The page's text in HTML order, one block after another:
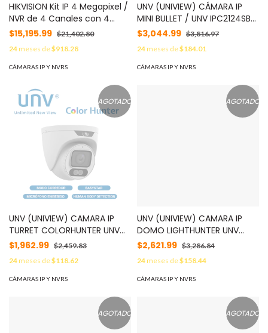
HIKVISION Kit IP 4 Megapixel /
NVR de 4 Canales con 4
Puertos PoE / 4 Cámaras IP
Bala Dual Light (IR + Luz
Blanca) con Microfono
Integrado y ACUSENSE Lite
Cable de 100 mts / SSD de 1
TB MOD: KIT4MP/4B/1TB
$15,195.99 $21,402.80
24meses de$918.28
CÁMARAS IP Y NVRS
UNV (UNIVIEW) CÁMARA IP
MINI BULLET / UNV IPC2124SB-
ADF28KM-I0 / 4MP /
ULTRA265 / LENTE FIJO DE 2.8
MM / 12 VCD & POE AF /
RANURA PARA MICRO SD
EMBEBIDO / WDR 120 DB / IR
40 M / MODO CORREDOR /
ANALITICAS SIP / BOTON DE
$3,044.99 $3,816.97
24meses de$184.01
CÁMARAS IP Y NVRS
AGOTADO
UNV (UNIVIEW) CAMARA IP
TURRET COLORHUNTER UNV
IPC3624LE-ADF28K-WL / 4MP
/ LENTE-2.8MM / WDR120DB /
IR30M / (LUZBLANCA) /
MICROFONO-INTEGRADO /
MOTION-DETECTION /
CRUCE-DE-LINEA / NDAA /
ONVIF / IP67 / 3-AXIS /
$1,962.99 $2,459.83
24meses de$118.62
CÁMARAS IP Y NVRS
AGOTADO
UNV (UNIVIEW) CAMARA IP
DOMO LIGHTHUNTER UNV
IPC322SB-DF28K-I0 / 2MP /
LENTE-FIJO 2.8MM /
WDR120DB / IR30M /
MICROSD512GB / AUDIO-
ULTRA-MOTION-DETECTION /
CONTEO-DE-PERSONAS /
$2,621.99 $3,286.84
24meses de$158.44
CÁMARAS IP Y NVRS
AGOTADO AGOTADO